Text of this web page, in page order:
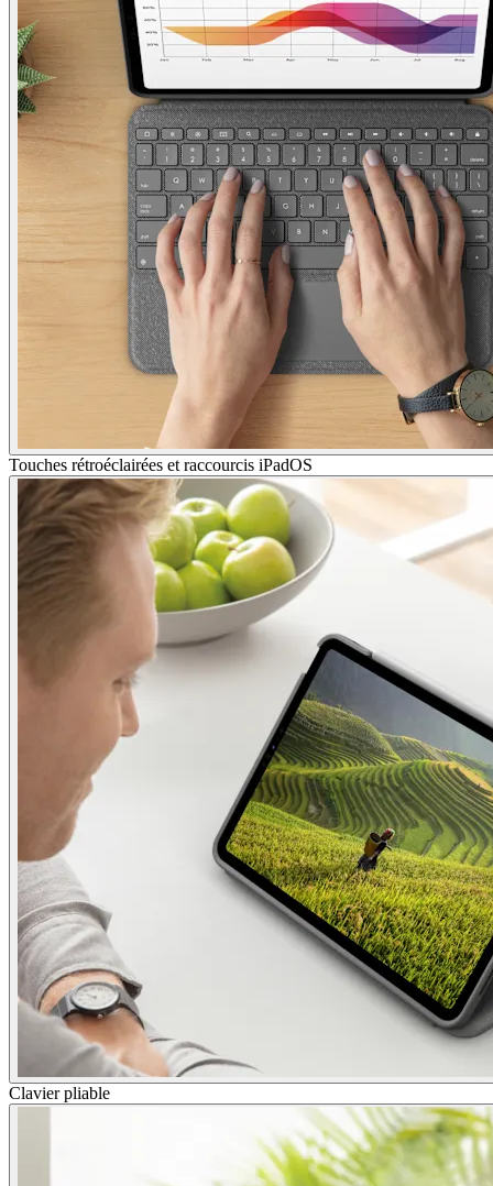
Touches rétroéclairées et raccourcis iPadOS
Clavier pliable